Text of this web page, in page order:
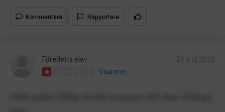
Kommentera Rapportera
Föredetta elev
Visa mer